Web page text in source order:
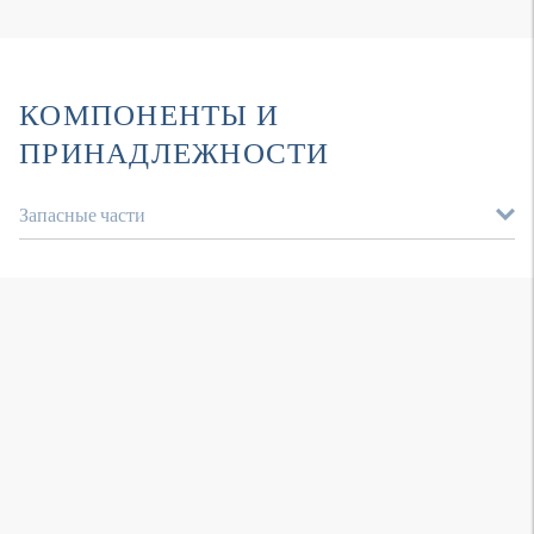
КОМПОНЕНТЫ И
ПРИНАДЛЕЖНОСТИ
Запасные части